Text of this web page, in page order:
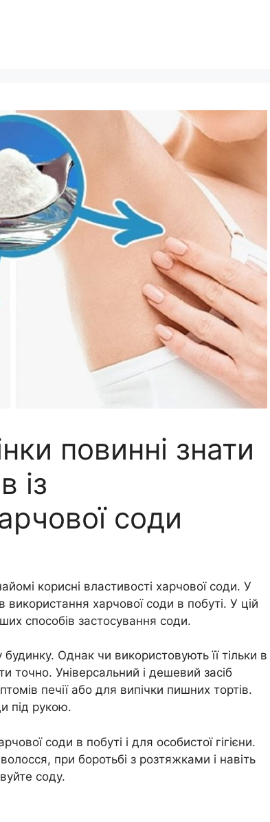
повинні знати
із
соди
корисні властивості харчової соди. У
харчової соди в побуті. У цій
способів застосування соди.
Однак чи використовують її тільки в
точно. Універсальний і дешевий засіб
печії або для випічки пишних тортів.
під рукою.
соди в побуті і для особистої гігієни.
при боротьбі з розтяжками і навіть
соду.